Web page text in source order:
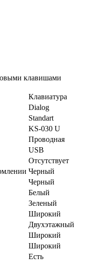
клавишами
Клавиатура
Dialog
Standart
KS-030 U
Проводная
USB
Отсутствует
Черный
Черный
Белый
Зеленый
Широкий
Двухэтажный
Широкий
Широкий
Есть